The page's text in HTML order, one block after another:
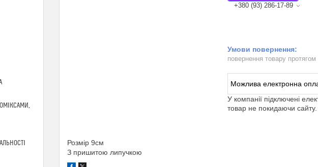
+380 (93) 286-17-89
повернення товару протягом
У компанії підключені
товар не покидаючи сайту.
Розмір 9см
З пришитою липучкою